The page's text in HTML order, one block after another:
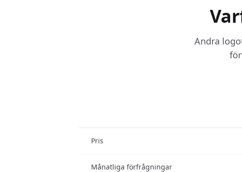
Andra
Pris
Månatliga förfrågningar